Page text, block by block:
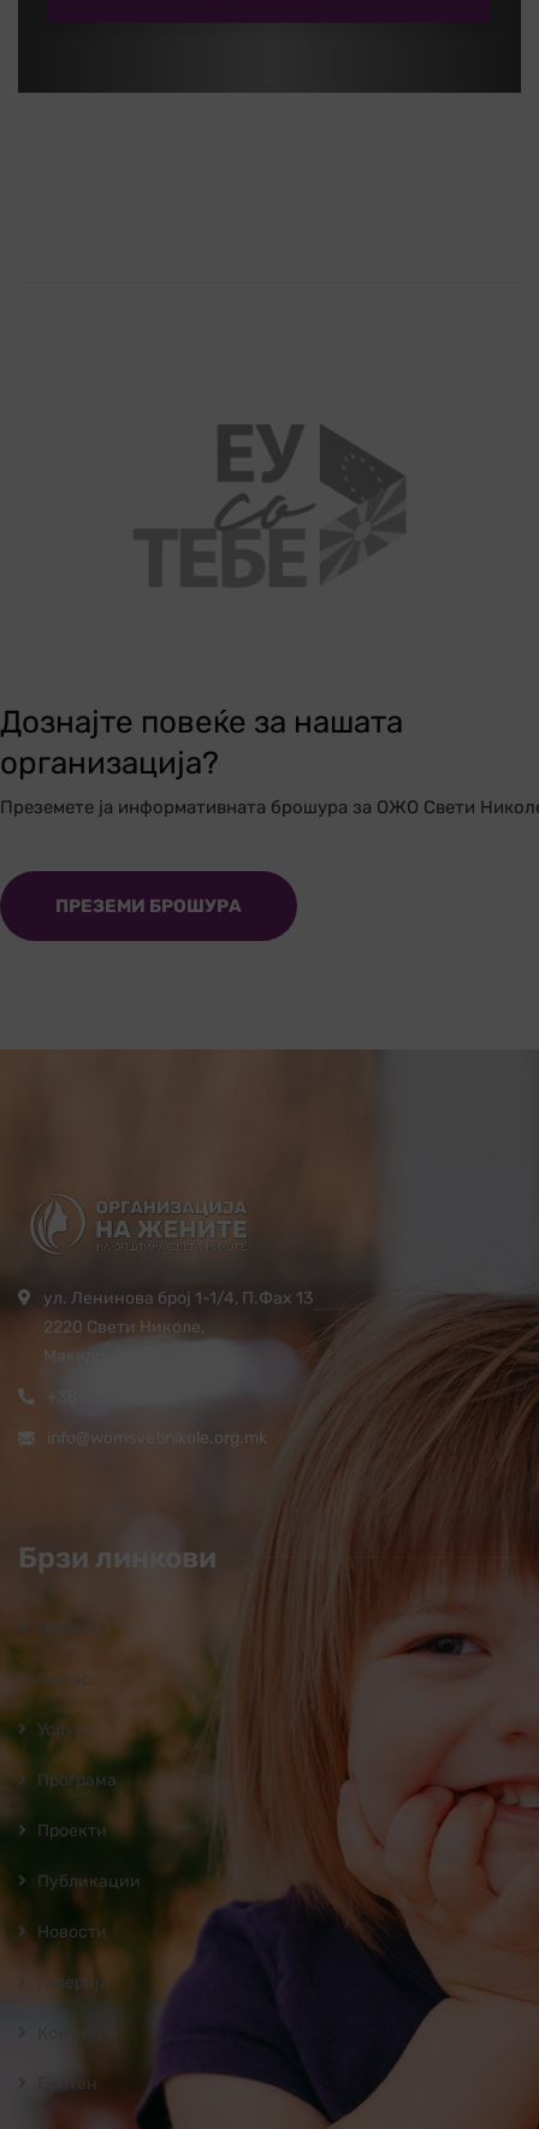
Дознајте повеќе за нашата
организација?
Преземете ја информативната брошура за ОЖО Свети
ПРЕЗЕМИ БРОШУРА
ул. Ленинова број 1-1/4, П.Фах 13
2220 Свети Николе,
Македонија
info@womsvetinikole.org.mk
Брзи линкови
Почетна
За нас
Услуги
Програмa
Проекти
Публикации
Новости
Галерија
Билтен